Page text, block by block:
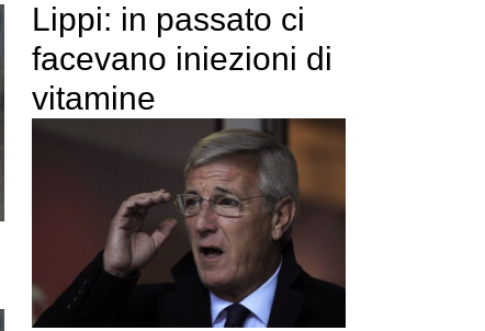
Lippi: in passato ci
facevano iniezioni di
vitamine